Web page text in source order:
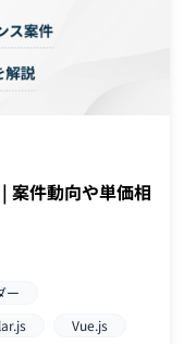
案件動向や単価相
ー
Vue.js